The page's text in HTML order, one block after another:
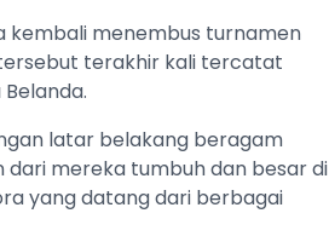
kembali menembus turnamen
tersebut terakhir kali tercatat
latar belakang beragam
dari mereka tumbuh dan besar di
yang datang dari berbagai